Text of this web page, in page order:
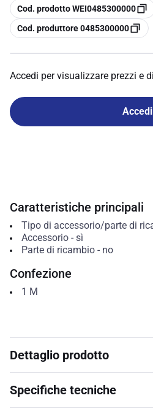
copia
Cod. prodotto WEI0485300000
copia
Cod. produttore 0485300000
Accedi per visualizzare prezzi e
Accedi
Caratteristiche principali
Tipo di accessorio/parte di
Accessorio- sì
Parte di ricambio- no
Confezione
1 M
Dettaglio prodotto
Specifiche tecniche